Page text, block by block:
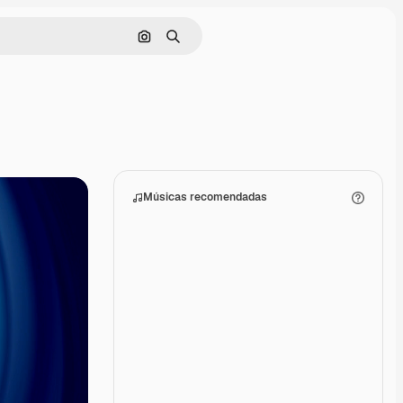
Pesquisar por imagem
Buscar
Músicas recomendadas